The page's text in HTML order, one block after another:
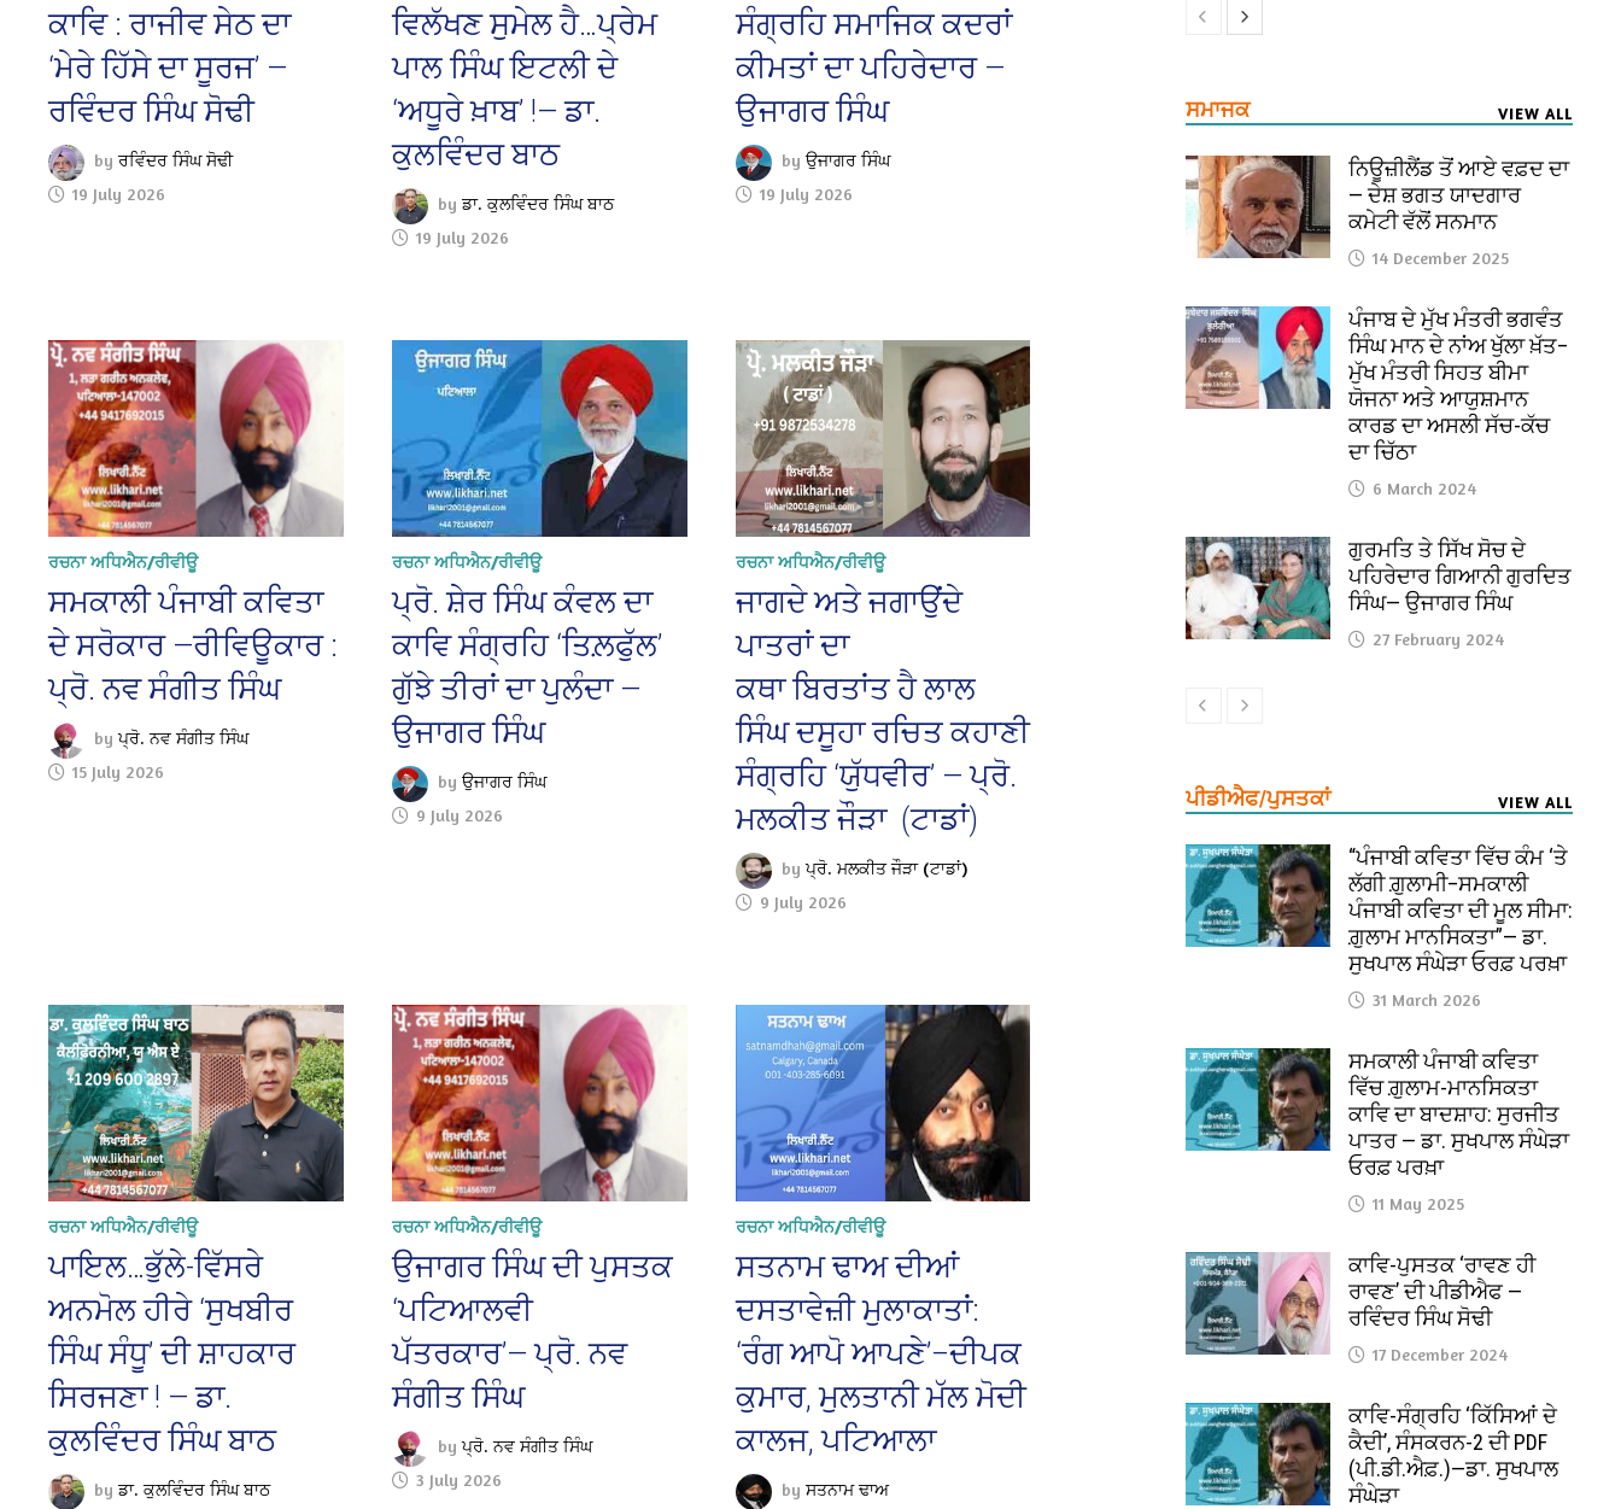
ਕਾਵਿ : ਰਾਜੀਵ ਸੇਠ ਦਾ
‘ਮੇਰੇ ਹਿੱਸੇ ਦਾ ਸੂਰਜ’ —
ਰਵਿੰਦਰ ਸਿੰਘ ਸੋਢੀ
byਰਵਿੰਦਰ ਸਿੰਘ ਸੋਢੀ
19 July 2026
ਵਿਲੱਖਣ ਸੁਮੇਲ ਹੈ…ਪ੍ਰੇਮ
ਪਾਲ ਸਿੰਘ ਇਟਲੀ ਦੇ
‘ਅਧੂਰੇ ਖ਼ਾਬ’ !— ਡਾ.
ਕੁਲਵਿੰਦਰ ਬਾਠ
byਡਾ. ਕੁਲਵਿੰਦਰ ਸਿੰਘ ਬਾਠ
19 July 2026
ਸੰਗ੍ਰਹਿ ਸਮਾਜਿਕ ਕਦਰਾਂ
ਕੀਮਤਾਂ ਦਾ ਪਹਿਰੇਦਾਰ —
ਉਜਾਗਰ ਸਿੰਘ
by ਉਜਾਗਰ ਸਿੰਘ
19 July 2026
ਰਚਨਾ ਅਧਿਐਨ/ਰੀਵੀਊ
ਸਮਕਾਲੀ ਪੰਜਾਬੀ ਕਵਿਤਾ
ਦੇ ਸਰੋਕਾਰ —ਰੀਵਿਊਕਾਰ :
ਪ੍ਰੋ. ਨਵ ਸੰਗੀਤ ਸਿੰਘ
byਪ੍ਰੋ. ਨਵ ਸੰਗੀਤ ਸਿੰਘ
15 July 2026
ਰਚਨਾ ਅਧਿਐਨ/ਰੀਵੀਊ
ਪ੍ਰੋ. ਸ਼ੇਰ ਸਿੰਘ ਕੰਵਲ ਦਾ
ਕਾਵਿ ਸੰਗ੍ਰਹਿ ‘ਤਿਲ਼ਫੁੱਲ’
ਗੁੱਝੇ ਤੀਰਾਂ ਦਾ ਪੁਲੰਦਾ —
ਉਜਾਗਰ ਸਿੰਘ
by ਉਜਾਗਰ ਸਿੰਘ
9 July 2026
ਰਚਨਾ ਅਧਿਐਨ/ਰੀਵੀਊ
ਜਾਗਦੇ ਅਤੇ ਜਗਾਉਂਦੇ
ਪਾਤਰਾਂ ਦਾ
ਕਥਾ ਬਿਰਤਾਂਤ ਹੈ ਲਾਲ
ਸਿੰਘ ਦਸੂਹਾ ਰਚਿਤ ਕਹਾਣੀ
ਸੰਗ੍ਰਹਿ ‘ਯੁੱਧਵੀਰ’ — ਪ੍ਰੋ.
ਮਲਕੀਤ ਜੌੜਾ (ਟਾਡਾਂ)
byਪ੍ਰੋ. ਮਲਕੀਤ ਜੌੜਾ (ਟਾਡਾਂ)
9 July 2026
ਰਚਨਾ ਅਧਿਐਨ/ਰੀਵੀਊ
ਪਾਇਲ…ਭੁੱਲੇ-ਵਿੱਸਰੇ
ਅਨਮੋਲ ਹੀਰੇ ‘ਸੁਖਬੀਰ
ਸਿੰਘ ਸੰਧੂ’ ਦੀ ਸ਼ਾਹਕਾਰ
ਸਿਰਜਣਾ ! — ਡਾ.
ਕੁਲਵਿੰਦਰ ਸਿੰਘ ਬਾਠ
byਡਾ. ਕੁਲਵਿੰਦਰ ਸਿੰਘ ਬਾਠ
ਰਚਨਾ ਅਧਿਐਨ/ਰੀਵੀਊ
ਉਜਾਗਰ ਸਿੰਘ ਦੀ ਪੁਸਤਕ
‘ਪਟਿਆਲਵੀ
ਪੱਤਰਕਾਰ’— ਪ੍ਰੋ. ਨਵ
ਸੰਗੀਤ ਸਿੰਘ
byਪ੍ਰੋ. ਨਵ ਸੰਗੀਤ ਸਿੰਘ
3 July 2026
ਰਚਨਾ ਅਧਿਐਨ/ਰੀਵੀਊ
ਸਤਨਾਮ ਢਾਅ ਦੀਆਂ
ਦਸਤਾਵੇਜ਼ੀ ਮੁਲਾਕਾਤਾਂ:
‘ਰੰਗ ਆਪੋ ਆਪਣੇ’–ਦੀਪਕ
ਕੁਮਾਰ, ਮੁਲਤਾਨੀ ਮੱਲ ਮੋਦੀ
ਕਾਲਜ, ਪਟਿਆਲਾ
by ਸਤਨਾਮ ਢਾਅ
ਸਮਾਜਕ VIEW ALL
ਨਿਊਜ਼ੀਲੈਂਡ ਤੋਂ ਆਏ ਵਫ਼ਦ ਦਾ
— ਦੇਸ਼ ਭਗਤ ਯਾਦਗਾਰ
ਕਮੇਟੀ ਵੱਲੋਂ ਸਨਮਾਨ
14 December 2025
ਪੰਜਾਬ ਦੇ ਮੁੱਖ ਮੰਤਰੀ ਭਗਵੰਤ
ਸਿੰਘ ਮਾਨ ਦੇ ਨਾਂਅ ਖੁੱਲਾ ਖ਼ੱਤ–
ਮੁੱਖ ਮੰਤਰੀ ਸਿਹਤ ਬੀਮਾ
ਯੋਜਨਾ ਅਤੇ ਆਯੁਸ਼ਮਾਨ
ਕਾਰਡ ਦਾ ਅਸਲੀ ਸੱਚ-ਕੱਚ
ਦਾ ਚਿੱਠਾ
6 March 2024
ਗੁਰਮਤਿ ਤੇ ਸਿੱਖ ਸੋਚ ਦੇ
ਪਹਿਰੇਦਾਰ ਗਿਆਨੀ ਗੁਰਦਿਤ
ਸਿੰਘ— ਉਜਾਗਰ ਸਿੰਘ
27 February 2024
ਪੀਡੀਐਫ/ਪੁਸਤਕਾਂ VIEW ALL
“ਪੰਜਾਬੀ ਕਵਿਤਾ ਵਿੱਚ ਕੰਮ ‘ਤੇ
ਲੱਗੀ ਗ਼ੁਲਾਮੀ–ਸਮਕਾਲੀ
ਪੰਜਾਬੀ ਕਵਿਤਾ ਦੀ ਮੂਲ ਸੀਮਾ:
ਗ਼ੁਲਾਮ ਮਾਨਸਿਕਤਾ”— ਡਾ.
ਸੁਖਪਾਲ ਸੰਘੇੜਾ ਓਰਫ਼ ਪਰਖ਼ਾ
31 March 2026
ਸਮਕਾਲੀ ਪੰਜਾਬੀ ਕਵਿਤਾ
ਵਿੱਚ ਗ਼ੁਲਾਮ-ਮਾਨਸਿਕਤਾ
ਕਾਵਿ ਦਾ ਬਾਦਸ਼ਾਹ: ਸੁਰਜੀਤ
ਪਾਤਰ — ਡਾ. ਸੁਖਪਾਲ ਸੰਘੇੜਾ
ਓਰਫ਼ ਪਰਖ਼ਾ
11 May 2025
ਕਾਵਿ-ਪੁਸਤਕ ‘ਰਾਵਣ ਹੀ
ਰਾਵਣ’ ਦੀ ਪੀਡੀਐਫ —
ਰਵਿੰਦਰ ਸਿੰਘ ਸੋਢੀ
17 December 2024
ਕਾਵਿ-ਸੰਗ੍ਰਹਿ ‘ਕਿੱਸਿਆਂ ਦੇ
ਕੈਦੀ’, ਸੰਸਕਰਨ-2 ਦੀ PDF
(ਪੀ.ਡੀ.ਐਫ਼.)—ਡਾ. ਸੁਖਪਾਲ
ਸੰਘੇੜਾ